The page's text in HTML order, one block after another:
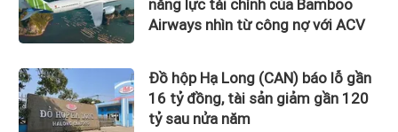
năng lực tài chính của Bamboo
Airways nhìn từ công nợ với ACV
Đồ hộp Hạ Long (CAN) báo lỗ gần
16 tỷ đồng, tài sản giảm gần 120
tỷ sau nửa năm